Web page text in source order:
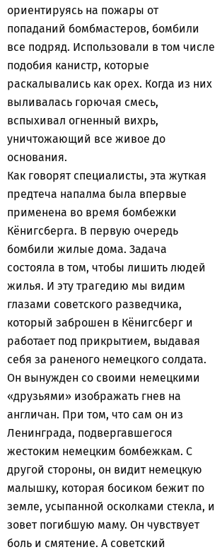
ориентируясь на пожары от
попаданий бомбмастеров, бомбили
все подряд. Использовали в том числе
подобия канистр, которые
раскалывались как орех. Когда из них
выливалась горючая смесь,
вспыхивал огненный вихрь,
уничтожающий все живое до
основания.
Как говорят специалисты, эта жуткая
предтеча напалма была впервые
применена во время бомбежки
Кёнигсберга. В первую очередь
бомбили жилые дома. Задача
состояла в том, чтобы лишить людей
жилья. И эту трагедию мы видим
глазами советского разведчика,
который заброшен в Кёнигсберг и
работает под прикрытием, выдавая
себя за раненого немецкого солдата.
Он вынужден со своими немецкими
«друзьями» изображать гнев на
англичан. При том, что сам он из
Ленинграда, подвергавшегося
жестоким немецким бомбежкам. С
другой стороны, он видит немецкую
малышку, которая босиком бежит по
земле, усыпанной осколками стекла, и
зовет погибшую маму. Он чувствует
боль и смятение. А советский